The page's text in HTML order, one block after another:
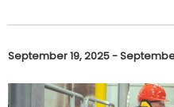
September 19, 2025 -